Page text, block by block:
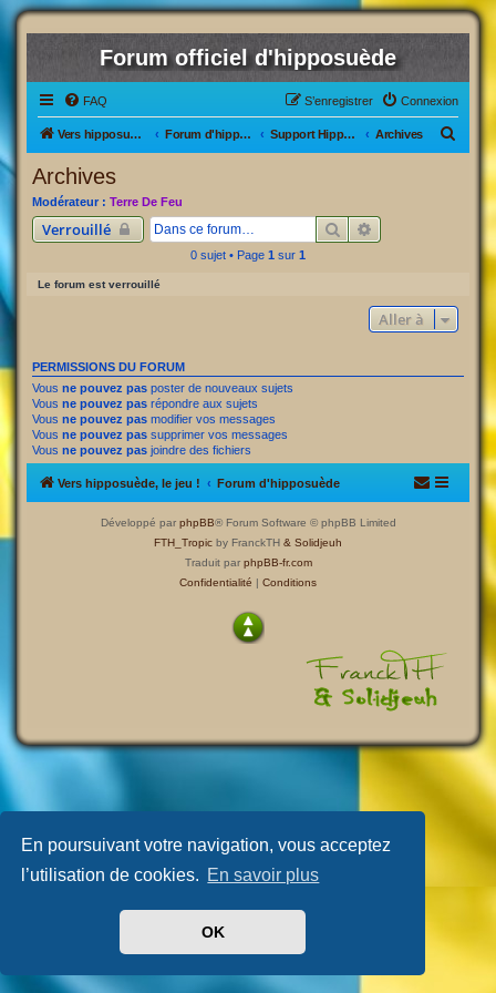
En poursuivant votre navigation, vous acceptez
l’utilisation de cookies. En savoir plus
OK
Forum officiel d'hipposuède
FAQ Connexion
S’enregistrer
Vers hipposuède, le jeu ! Forum d'hipposuède Support Hipposuède Archives
Archives
Modérateur : Terre De Feu
Verrouillé RechercherRecherche
0 sujet • Page 1 sur 1
Le forum est verrouillé
Aller à
PERMISSIONS DU FORUM
Vous ne pouvez pas poster de nouveaux sujets
Vous ne pouvez pas répondre aux sujets
Vous ne pouvez pas modifier vos messages
Vous ne pouvez pas supprimer vos messages
Vous ne pouvez pas joindre des fichiers
Vers hipposuède, le jeu ! Forum d'hipposuède
Développé par phpBB® Forum Software © phpBB Limited
FTH_Tropic by FranckTH & Solidjeuh
Traduit par phpBB-fr.com
Confidentialité | Conditions